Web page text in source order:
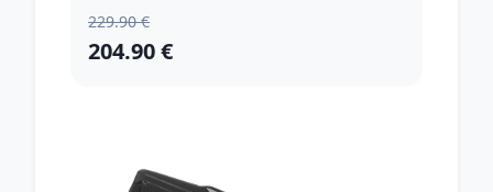
229.90 €
204.90 €